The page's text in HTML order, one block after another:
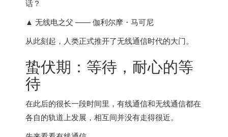
▲ 无线电之父 —— 伽利尔摩・马可尼
从此刻起，人类正式推开了无线通信时代的大门。
蛰伏期：等待，耐心的等
待
在此后的很长一段时间里，有线通信和无线通信都在
各自的轨道上发展， 相互间并没有走得很近。